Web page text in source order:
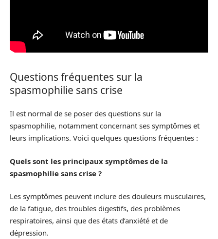
Questions fréquentes sur la
spasmophilie sans crise
Il est normal de se poser des questions sur la
spasmophilie, notamment concernant ses symptômes et
leurs implications. Voici quelques questions fréquentes :
Quels sont les principaux symptômes de la
spasmophilie sans crise ?
Les symptômes peuvent inclure des douleurs musculaires,
de la fatigue, des troubles digestifs, des problèmes
respiratoires, ainsi que des états d’anxiété et de
dépression.